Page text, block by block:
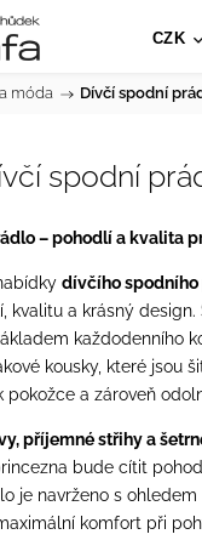
CZK
móda / Dívčí spodní
spodní
– pohodlí a kvalita
dívčího
kvalitu a krásný design.
každodenního
kousky, které jsou
pokožce a zároveň
příjemné střihy a
bude cítit
je navrženo s
komfort při